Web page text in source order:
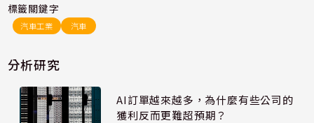
標籤關鍵字
汽車工業 汽車
分析研究
AI訂單越來越多，為什麼有些公司的
獲利反而更難超預期？